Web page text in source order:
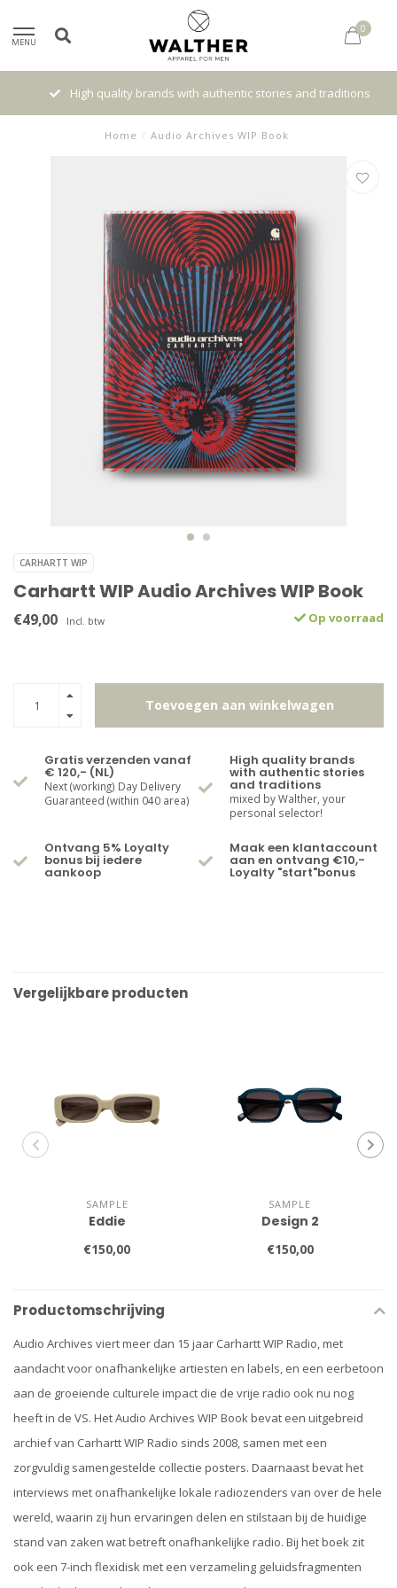
MENU
0
High quality brands with authentic stories and traditions
Home / Audio Archives WIP Book
CARHARTT WIP
Carhartt WIP Audio Archives WIP Book
€49,00 Incl. btw Op voorraad
Toevoegen aan winkelwagen
Gratis verzenden vanaf
€ 120,- (NL)
Next (working) Day Delivery
Guaranteed (within 040 area)
High quality brands
with authentic stories
and traditions
mixed by Walther, your
personal selector!
Ontvang 5% Loyalty
bonus bij iedere
aankoop
Maak een klantaccount
aan en ontvang €10,-
Loyalty "start"bonus
Vergelijkbare producten
SAMPLE
Eddie
€150,00
SAMPLE
Design 2
€150,00
Productomschrijving
Audio Archives viert meer dan 15 jaar Carhartt WIP Radio, met
aandacht voor onafhankelijke artiesten en labels, en een eerbetoon
aan de groeiende culturele impact die de vrije radio ook nu nog
heeft in de VS. Het Audio Archives WIP Book bevat een uitgebreid
archief van Carhartt WIP Radio sinds 2008, samen met een
zorgvuldig samengestelde collectie posters. Daarnaast bevat het
interviews met onafhankelijke lokale radiozenders van over de hele
wereld, waarin zij hun ervaringen delen en stilstaan bij de huidige
stand van zaken wat betreft onafhankelijke radio. Bij het boek zit
ook een 7-inch flexidisk met een verzameling geluidsfragmenten